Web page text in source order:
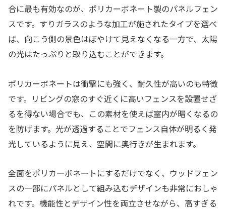
合に最も有効なのが、ポリカーボネート製のパネルフェン
スです。すりガラスのような加工が施されたタイプを選べ
ば、向こう側の景色はぼやけて見えなくなる一方で、太陽
の光はたっぷりと取り込むことができます。
ポリカーボネートは衝撃にも強く、耐久性が高いのも特徴
です。リビングの窓のすぐ近くに高いフェンスを設置せざ
るを得ない場合でも、この素材を使えば室内が暗くなるの
を防げます。光が透過することでフェンス自体が明るく発
光しているように見え、空間に奥行きが生まれます。
全面をポリカーボネートにするだけでなく、ウッドフェン
スの一部にパネルとして組み込むデザインも非常におしゃ
れです。機能性とデザイン性を両立させながら、高すぎる